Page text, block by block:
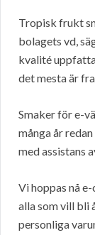
Tropisk frukt
bolagets vd,
kvalité
det mesta är
Smaker för e-
många år
med assistans
Vi hoppas nå
alla som vill bli
personliga